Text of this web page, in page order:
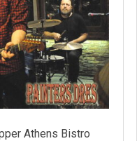
Athens Bistro